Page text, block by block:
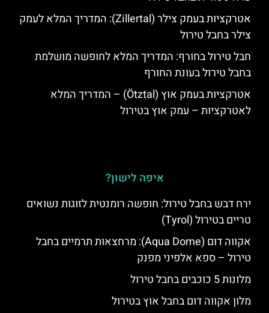
אטרקציות בעמק צילר (Zillertal): המדריך המלא לעמק
צילר בחבל טירול
חבל טירול בחורף: המדריך המלא לחופשה מושלמת
בחבל טירול בעונת החורף
אטרקציות בעמק אוץ (Ötztal) – המדריך המלא
לאטרקציות – עמק אוץ בטירול
איפה לישון?
ירח דבש בחבל טירול: חופשה רומנטית לזוגות נשואים
טריים בטירול (Tyrol)
אקווה דום (Aqua Dome): מרחצאות תרמיים בחבל
טירול – ספא אלפיני מפנק
מלונות 5 כוכבים בחבל טירול
מלון אקווה דום בחבל אוץ בטירול